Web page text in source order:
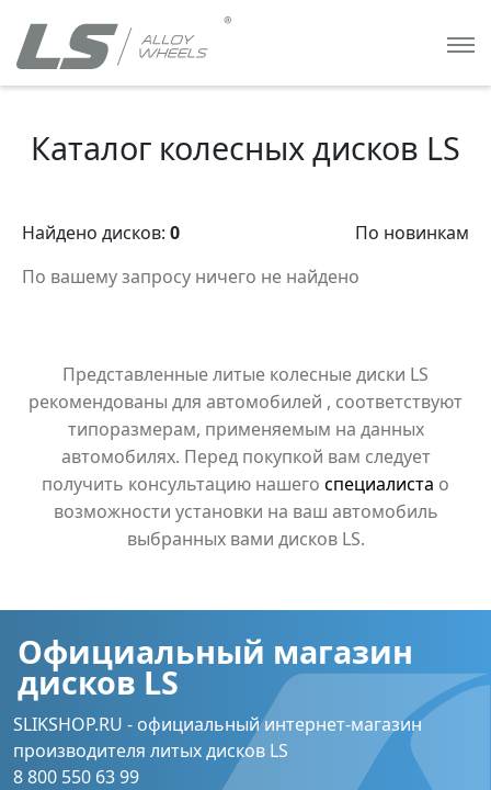
Каталог колесных дисков LS
Найдено дисков: 0
По новинкам
По вашему запросу ничего не найдено
Представленные литые колесные диски LS
рекомендованы для автомобилей , соответствуют
типоразмерам, применяемым на данных
автомобилях. Перед покупкой вам следует
получить консультацию нашего специалиста о
возможности установки на ваш автомобиль
выбранных вами дисков LS.
Официальный магазин
дисков LS
SLIKSHOP.RU - официальный интернет-магазин
производителя литых дисков LS
8 800 550 63 99